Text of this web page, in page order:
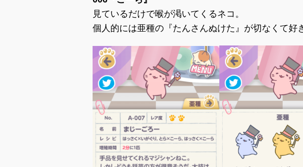
見ているだけで喉が渇いてくるネコ。
個人的には亜種の『たんさんぬけた』が切なくて好